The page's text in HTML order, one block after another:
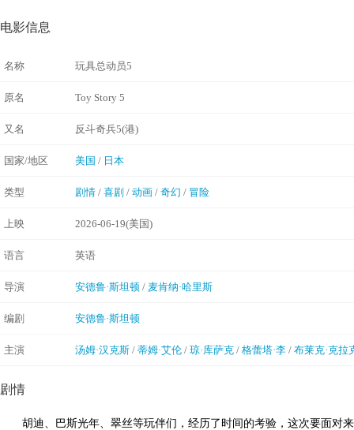
电影信息
名称 玩具总动员5
原名 Toy Story 5
又名 反斗奇兵5(港)
国家/地区 美国 / 日本
类型 剧情 / 喜剧 / 动画 / 奇幻 / 冒险
上映 2026-06-19(美国)
语言 英语
导演 安德鲁·斯坦顿 / 麦肯纳·哈里斯
编剧 安德鲁·斯坦顿
主演 汤姆·汉克斯 / 蒂姆·艾伦 / 琼·库萨克 / 格蕾塔·李 / 布莱克·克拉
剧情
胡迪、巴斯光年、翠丝等玩伴们，经历了时间的考验，这次要面对